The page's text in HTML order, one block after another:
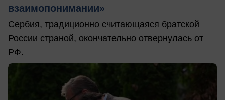
взаимопонимании»
Сербия, традиционно считающаяся братской
России страной, окончательно отвернулась от
РФ.